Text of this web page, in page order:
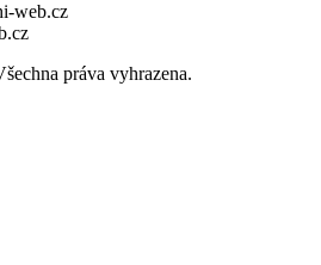
web.cz
práva vyhrazena.